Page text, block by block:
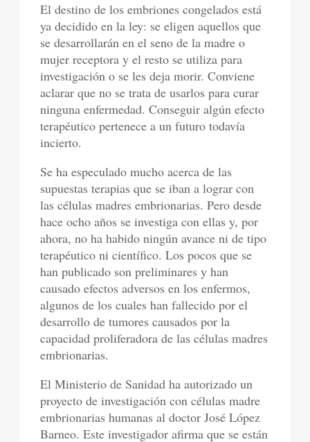
El destino de los embriones congelados está
ya decidido en la ley: se eligen aquellos que
se desarrollarán en el seno de la madre o
mujer receptora y el resto se utiliza para
investigación o se les deja morir. Conviene
aclarar que no se trata de usarlos para curar
ninguna enfermedad. Conseguir algún efecto
terapéutico pertenece a un futuro todavía
incierto.
Se ha especulado mucho acerca de las
supuestas terapias que se iban a lograr con
las células madres embrionarias. Pero desde
hace ocho años se investiga con ellas y, por
ahora, no ha habido ningún avance ni de tipo
terapéutico ni científico. Los pocos que se
han publicado son preliminares y han
causado efectos adversos en los enfermos,
algunos de los cuales han fallecido por el
desarrollo de tumores causados por la
capacidad proliferadora de las células madres
embrionarias.
El Ministerio de Sanidad ha autorizado un
proyecto de investigación con células madre
embrionarias humanas al doctor José López
Barneo. Este investigador afirma que se están